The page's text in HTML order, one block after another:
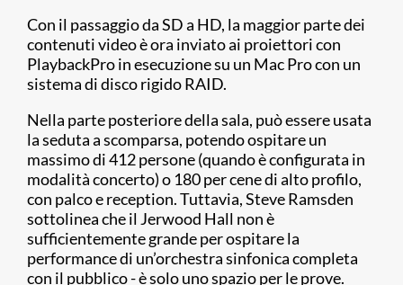
Con il passaggio da SD a HD, la maggior parte dei
contenuti video è ora inviato ai proiettori con
PlaybackPro in esecuzione su un Mac Pro con un
sistema di disco rigido RAID.
Nella parte posteriore della sala, può essere usata
la seduta a scomparsa, potendo ospitare un
massimo di 412 persone (quando è configurata in
modalità concerto) o 180 per cene di alto profilo,
con palco e reception. Tuttavia, Steve Ramsden
sottolinea che il Jerwood Hall non è
sufficientemente grande per ospitare la
performance di un’orchestra sinfonica completa
con il pubblico - è solo uno spazio per le prove.